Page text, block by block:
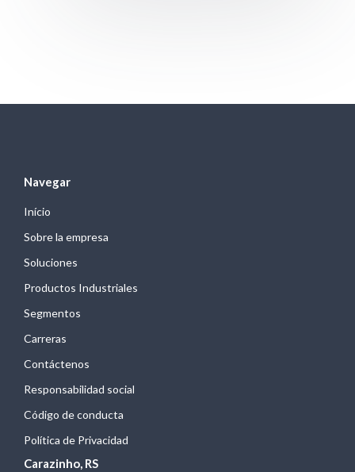
Navegar
Início
Sobre la empresa
Soluciones
Productos Industriales
Segmentos
Carreras
Contáctenos
Responsabilidad social
Código de conducta
Política de Privacidad
Carazinho, RS